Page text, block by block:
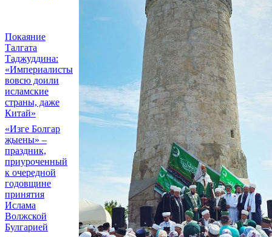
Покаяние
Талгата
Таджуддина:
«Империалисты
вовсю доили
исламские
страны, даже
Китай»
«Изге Болгар
җыены» –
праздник,
приуроченный
к очередной
годовщине
принятия
Ислама
Волжской
Булгарией